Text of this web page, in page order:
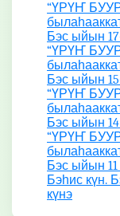
“ҮРҮҤ
Бэс ыйын
“ҮРҮҤ
Бэс ыйын
“ҮРҮҤ
Бэс ыйын 14
“ҮРҮҤ
Бэс ыйын 11
Бэһис күн.
күнэ